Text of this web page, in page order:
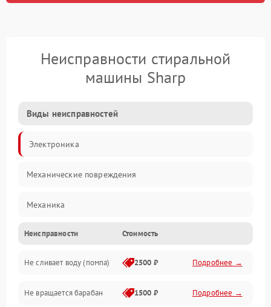
Неисправности стиральной
машины Sharp
Виды неисправностей
Электроника
Механические повреждения
Механика
Электропитание
Водоснабжение
Слив
Неисправности Стоимость
Не сливает воду (помпа) 2500 ₽ Подробнее →
Не вращается барабан 1500 ₽ Подробнее →